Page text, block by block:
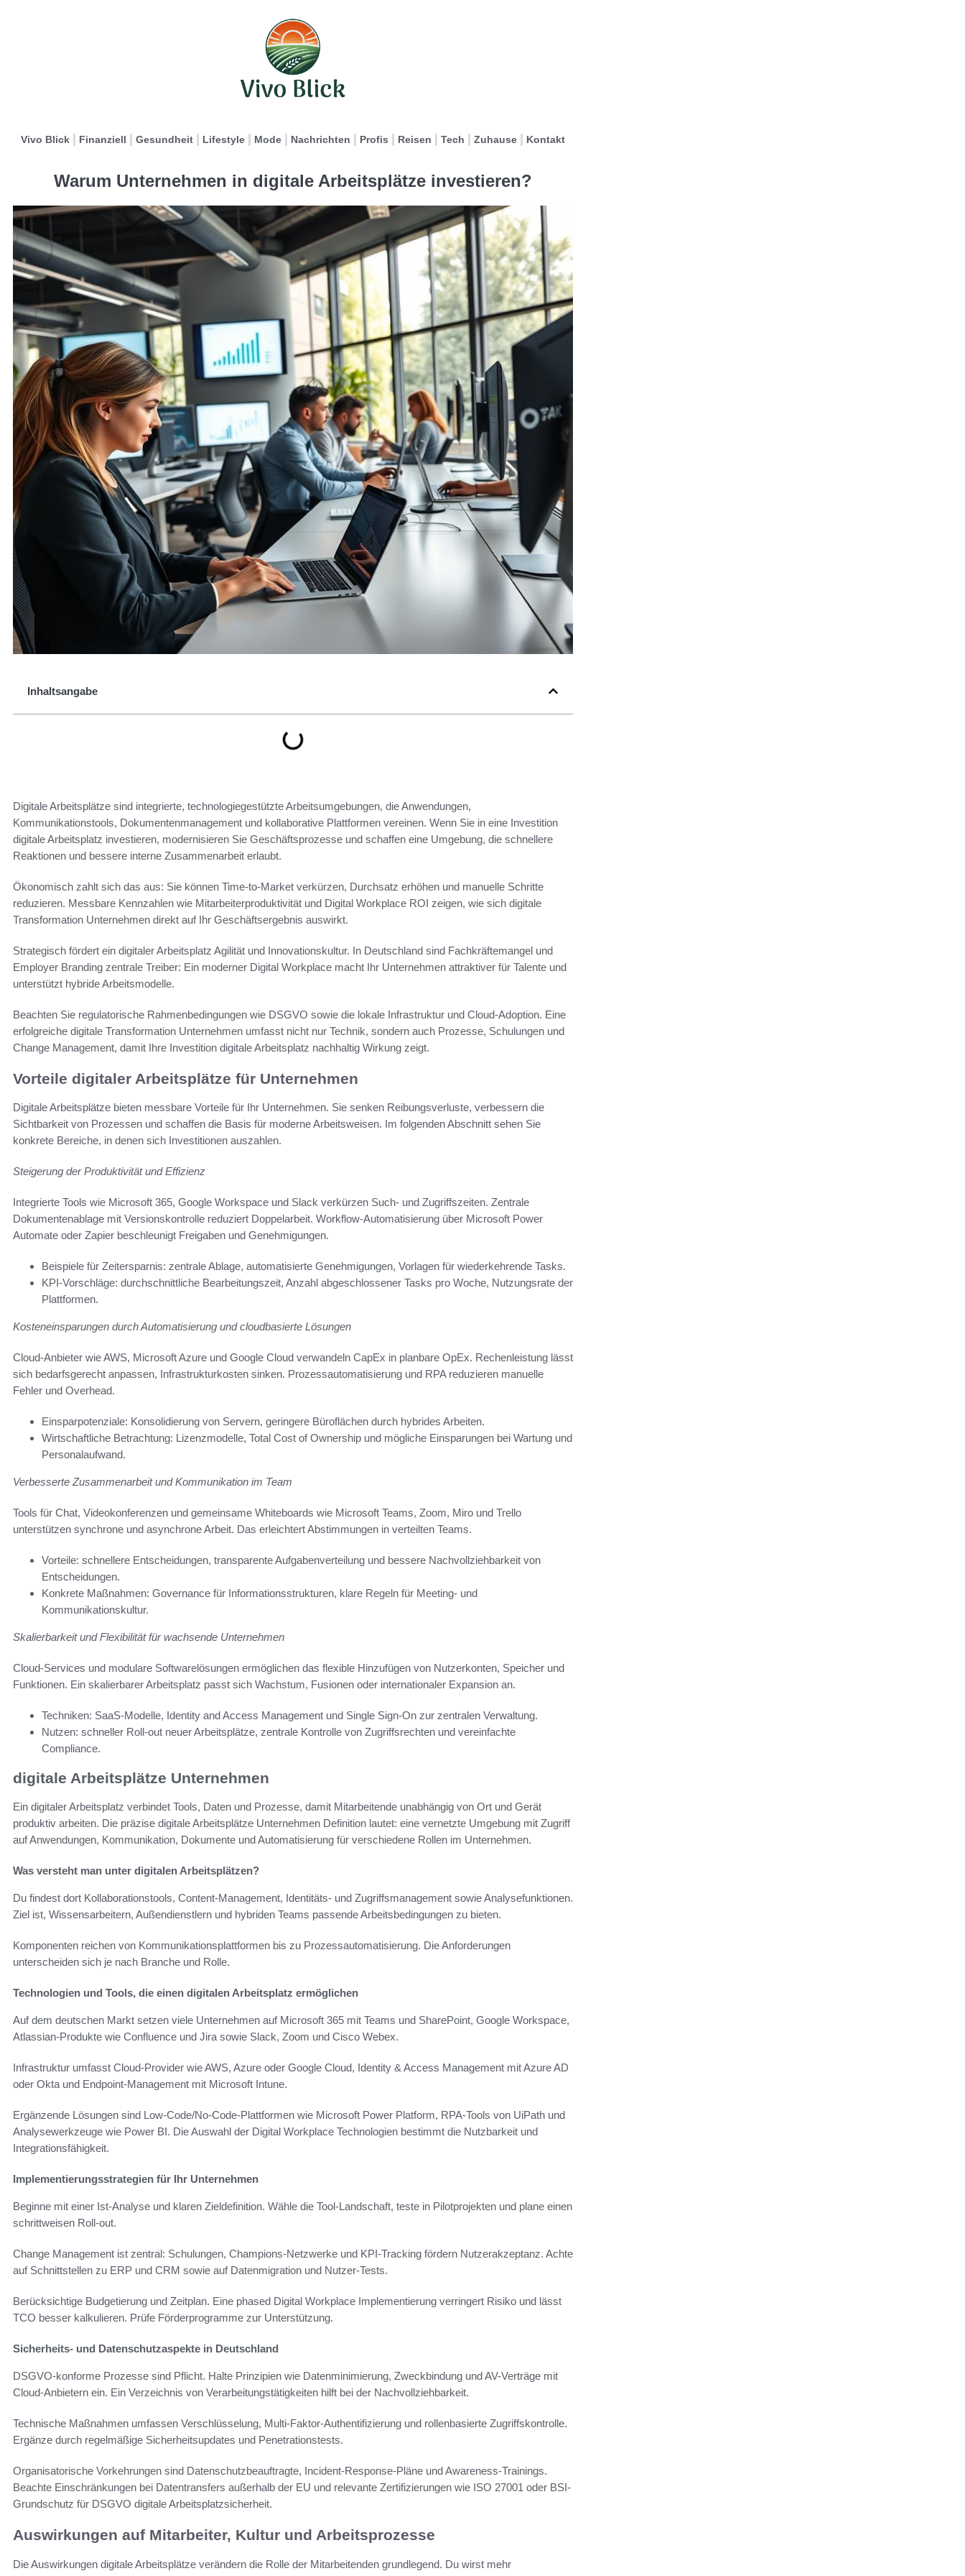
Vivo Blick Finanziell Gesundheit Lifestyle Mode Nachrichten Profis Reisen Tech Zuhause Kontakt
Warum Unternehmen in digitale Arbeitsplätze investieren?
Inhaltsangabe
Digitale Arbeitsplätze sind integrierte, technologiegestützte Arbeitsumgebungen, die Anwendungen,
Kommunikationstools, Dokumentenmanagement und kollaborative Plattformen vereinen. Wenn Sie in eine Investition
digitale Arbeitsplatz investieren, modernisieren Sie Geschäftsprozesse und schaffen eine Umgebung, die schnellere
Reaktionen und bessere interne Zusammenarbeit erlaubt.
Ökonomisch zahlt sich das aus: Sie können Time-to-Market verkürzen, Durchsatz erhöhen und manuelle Schritte
reduzieren. Messbare Kennzahlen wie Mitarbeiterproduktivität und Digital Workplace ROI zeigen, wie sich digitale
Transformation Unternehmen direkt auf Ihr Geschäftsergebnis auswirkt.
Strategisch fördert ein digitaler Arbeitsplatz Agilität und Innovationskultur. In Deutschland sind Fachkräftemangel und
Employer Branding zentrale Treiber: Ein moderner Digital Workplace macht Ihr Unternehmen attraktiver für Talente und
unterstützt hybride Arbeitsmodelle.
Beachten Sie regulatorische Rahmenbedingungen wie DSGVO sowie die lokale Infrastruktur und Cloud-Adoption. Eine
erfolgreiche digitale Transformation Unternehmen umfasst nicht nur Technik, sondern auch Prozesse, Schulungen und
Change Management, damit Ihre Investition digitale Arbeitsplatz nachhaltig Wirkung zeigt.
Vorteile digitaler Arbeitsplätze für Unternehmen
Digitale Arbeitsplätze bieten messbare Vorteile für Ihr Unternehmen. Sie senken Reibungsverluste, verbessern die
Sichtbarkeit von Prozessen und schaffen die Basis für moderne Arbeitsweisen. Im folgenden Abschnitt sehen Sie
konkrete Bereiche, in denen sich Investitionen auszahlen.
Steigerung der Produktivität und Effizienz
Integrierte Tools wie Microsoft 365, Google Workspace und Slack verkürzen Such- und Zugriffszeiten. Zentrale
Dokumentenablage mit Versionskontrolle reduziert Doppelarbeit. Workflow-Automatisierung über Microsoft Power
Automate oder Zapier beschleunigt Freigaben und Genehmigungen.
Beispiele für Zeitersparnis: zentrale Ablage, automatisierte Genehmigungen, Vorlagen für wiederkehrende Tasks.
KPI-Vorschläge: durchschnittliche Bearbeitungszeit, Anzahl abgeschlossener Tasks pro Woche, Nutzungsrate der
Plattformen.
Kosteneinsparungen durch Automatisierung und cloudbasierte Lösungen
Cloud-Anbieter wie AWS, Microsoft Azure und Google Cloud verwandeln CapEx in planbare OpEx. Rechenleistung lässt
sich bedarfsgerecht anpassen, Infrastrukturkosten sinken. Prozessautomatisierung und RPA reduzieren manuelle
Fehler und Overhead.
Einsparpotenziale: Konsolidierung von Servern, geringere Büroflächen durch hybrides Arbeiten.
Wirtschaftliche Betrachtung: Lizenzmodelle, Total Cost of Ownership und mögliche Einsparungen bei Wartung und
Personalaufwand.
Verbesserte Zusammenarbeit und Kommunikation im Team
Tools für Chat, Videokonferenzen und gemeinsame Whiteboards wie Microsoft Teams, Zoom, Miro und Trello
unterstützen synchrone und asynchrone Arbeit. Das erleichtert Abstimmungen in verteilten Teams.
Vorteile: schnellere Entscheidungen, transparente Aufgabenverteilung und bessere Nachvollziehbarkeit von
Entscheidungen.
Konkrete Maßnahmen: Governance für Informationsstrukturen, klare Regeln für Meeting- und
Kommunikationskultur.
Skalierbarkeit und Flexibilität für wachsende Unternehmen
Cloud-Services und modulare Softwarelösungen ermöglichen das flexible Hinzufügen von Nutzerkonten, Speicher und
Funktionen. Ein skalierbarer Arbeitsplatz passt sich Wachstum, Fusionen oder internationaler Expansion an.
Techniken: SaaS-Modelle, Identity and Access Management und Single Sign-On zur zentralen Verwaltung.
Nutzen: schneller Roll-out neuer Arbeitsplätze, zentrale Kontrolle von Zugriffsrechten und vereinfachte
Compliance.
digitale Arbeitsplätze Unternehmen
Ein digitaler Arbeitsplatz verbindet Tools, Daten und Prozesse, damit Mitarbeitende unabhängig von Ort und Gerät
produktiv arbeiten. Die präzise digitale Arbeitsplätze Unternehmen Definition lautet: eine vernetzte Umgebung mit Zugriff
auf Anwendungen, Kommunikation, Dokumente und Automatisierung für verschiedene Rollen im Unternehmen.
Was versteht man unter digitalen Arbeitsplätzen?
Du findest dort Kollaborationstools, Content-Management, Identitäts- und Zugriffsmanagement sowie Analysefunktionen.
Ziel ist, Wissensarbeitern, Außendienstlern und hybriden Teams passende Arbeitsbedingungen zu bieten.
Komponenten reichen von Kommunikationsplattformen bis zu Prozessautomatisierung. Die Anforderungen
unterscheiden sich je nach Branche und Rolle.
Technologien und Tools, die einen digitalen Arbeitsplatz ermöglichen
Auf dem deutschen Markt setzen viele Unternehmen auf Microsoft 365 mit Teams und SharePoint, Google Workspace,
Atlassian-Produkte wie Confluence und Jira sowie Slack, Zoom und Cisco Webex.
Infrastruktur umfasst Cloud-Provider wie AWS, Azure oder Google Cloud, Identity & Access Management mit Azure AD
oder Okta und Endpoint-Management mit Microsoft Intune.
Ergänzende Lösungen sind Low-Code/No-Code-Plattformen wie Microsoft Power Platform, RPA-Tools von UiPath und
Analysewerkzeuge wie Power BI. Die Auswahl der Digital Workplace Technologien bestimmt die Nutzbarkeit und
Integrationsfähigkeit.
Implementierungsstrategien für Ihr Unternehmen
Beginne mit einer Ist-Analyse und klaren Zieldefinition. Wähle die Tool-Landschaft, teste in Pilotprojekten und plane einen
schrittweisen Roll-out.
Change Management ist zentral: Schulungen, Champions-Netzwerke und KPI-Tracking fördern Nutzerakzeptanz. Achte
auf Schnittstellen zu ERP und CRM sowie auf Datenmigration und Nutzer-Tests.
Berücksichtige Budgetierung und Zeitplan. Eine phased Digital Workplace Implementierung verringert Risiko und lässt
TCO besser kalkulieren. Prüfe Förderprogramme zur Unterstützung.
Sicherheits- und Datenschutzaspekte in Deutschland
DSGVO-konforme Prozesse sind Pflicht. Halte Prinzipien wie Datenminimierung, Zweckbindung und AV-Verträge mit
Cloud-Anbietern ein. Ein Verzeichnis von Verarbeitungstätigkeiten hilft bei der Nachvollziehbarkeit.
Technische Maßnahmen umfassen Verschlüsselung, Multi-Faktor-Authentifizierung und rollenbasierte Zugriffskontrolle.
Ergänze durch regelmäßige Sicherheitsupdates und Penetrationstests.
Organisatorische Vorkehrungen sind Datenschutzbeauftragte, Incident-Response-Pläne und Awareness-Trainings.
Beachte Einschränkungen bei Datentransfers außerhalb der EU und relevante Zertifizierungen wie ISO 27001 oder BSI-
Grundschutz für DSGVO digitale Arbeitsplatzsicherheit.
Auswirkungen auf Mitarbeiter, Kultur und Arbeitsprozesse
Die Auswirkungen digitale Arbeitsplätze verändern die Rolle der Mitarbeitenden grundlegend. Du wirst mehr